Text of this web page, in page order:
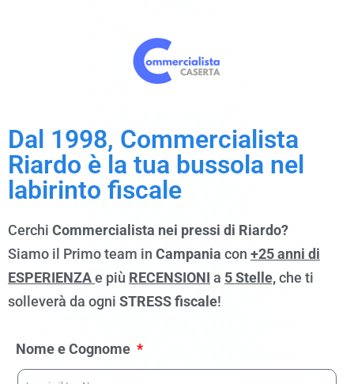
Dal 1998, Commercialista
Riardo è la tua bussola nel
labirinto fiscale
Cerchi Commercialista nei pressi di Riardo?
Siamo il Primo team in Campania con +25 anni di
ESPERIENZAe più RECENSIONI a 5 Stelle,che ti
solleverà da ogni STRESS fiscale!
Nome e Cognome